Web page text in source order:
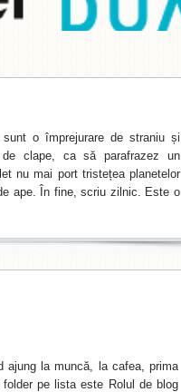
o împrejurare de straniu și
clape, ca să parafrazez un
nu mai port tristețea planetelor
ape. În fine, scriu zilnic. Este o
ajung la muncă, la cafea, prima
pe lista este Rolul de blog